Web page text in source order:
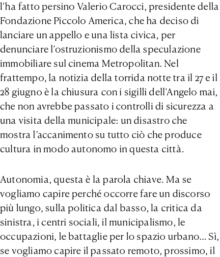
l’ha fatto persino Valerio Carocci, presidente della
Fondazione Piccolo America, che ha deciso di
lanciare un appello e una lista civica, per
denunciare l’ostruzionismo della speculazione
immobiliare sul cinema Metropolitan. Nel
frattempo, la notizia della torrida notte tra il 27 e il
28 giugno è la chiusura con i sigilli dell’Angelo mai,
che non avrebbe passato i controlli di sicurezza a
una visita della municipale: un disastro che
mostra l’accanimento su tutto ciò che produce
cultura in modo autonomo in questa città.
Autonomia, questa è la parola chiave. Ma se
vogliamo capire perché occorre fare un discorso
più lungo, sulla politica dal basso, la critica da
sinistra, i centri sociali, il municipalismo, le
occupazioni, le battaglie per lo spazio urbano… Sì,
se vogliamo capire il passato remoto, prossimo, il